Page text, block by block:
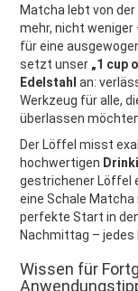
Matcha lebt von der
mehr, nicht
für eine
setzt unser „1 cup
Edelstahl an:
Werkzeug für alle,
überlassen
Der Löffel misst
hochwertigen
gestrichener Löffel
eine Schale
perfekte Start in
Nachmittag – jedes
Wissen für